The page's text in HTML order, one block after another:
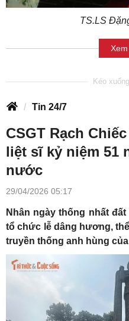
TS.LS
Tin 24/7
CSGT Rạch
liệt sĩ kỷ niệm 51
nước
29/04/2026 05:17
Nhân ngày thống nhất
tổ chức lễ dâng hương,
truyền thống anh hùng